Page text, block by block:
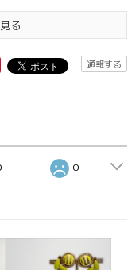
る
通報する
0